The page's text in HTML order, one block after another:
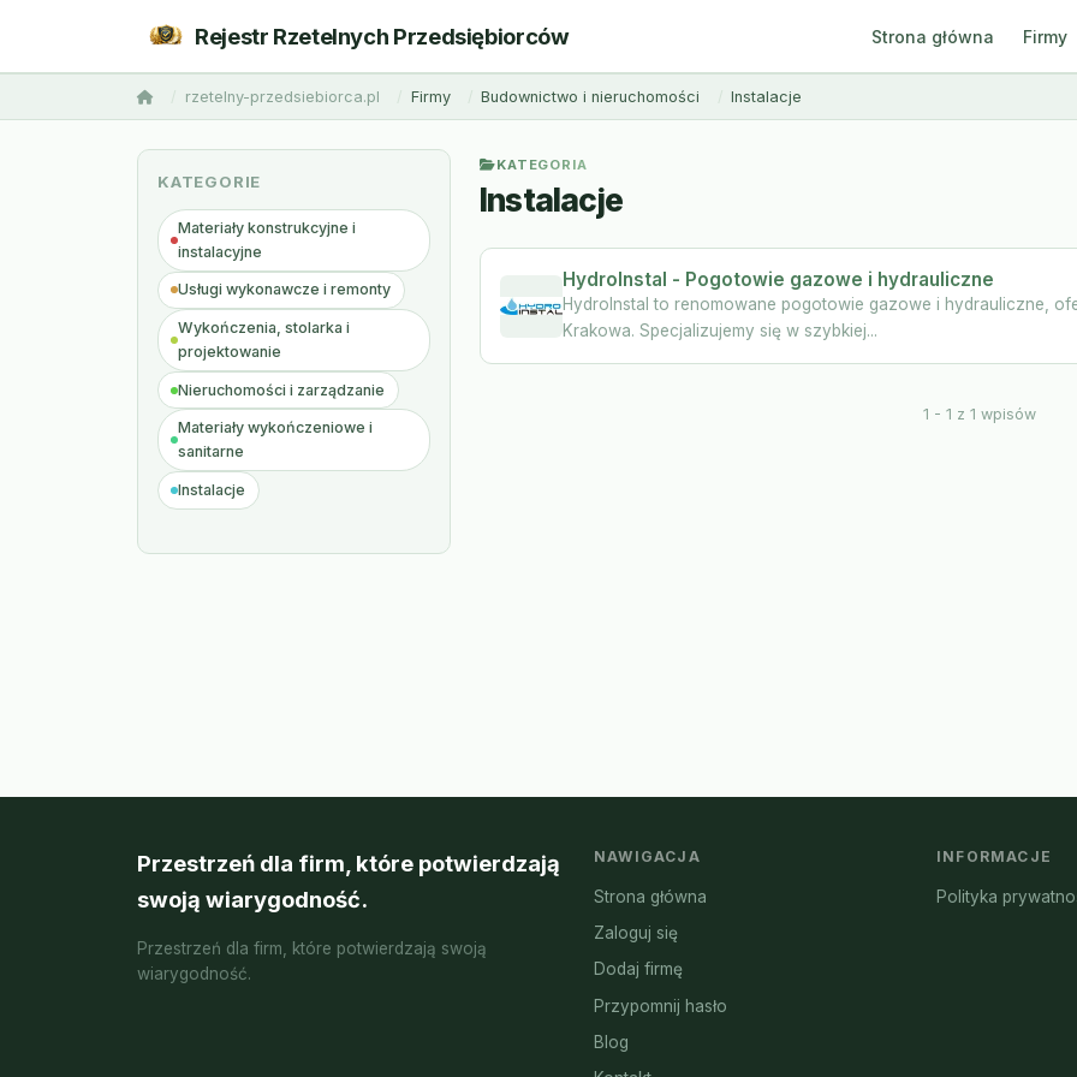
Rejestr Rzetelnych Przedsiębiorców Strona główna Firmy
rzetelny-przedsiebiorca.pl Firmy Budownictwo i nieruchomości Instalacje
KATEGORIE
Materiały konstrukcyjne i
instalacyjne
Usługi wykonawcze i remonty
Wykończenia, stolarka i
projektowanie
Nieruchomości i zarządzanie
Materiały wykończeniowe i
sanitarne
Instalacje
KATEGORIA
Instalacje
HydroInstal - Pogotowie gazowe i hydrauliczne
HydroInstal to renomowane pogotowie gazowe i hydrauliczne,
Krakowa. Specjalizujemy się w szybkiej...
1 - 1 z 1 wpisów
Przestrzeń dla firm, które potwierdzają
swoją wiarygodność.
Przestrzeń dla firm, które potwierdzają swoją
wiarygodność.
NAWIGACJA
Strona główna
Zaloguj się
Dodaj firmę
Przypomnij hasło
Blog
INFORMACJE
Polityka